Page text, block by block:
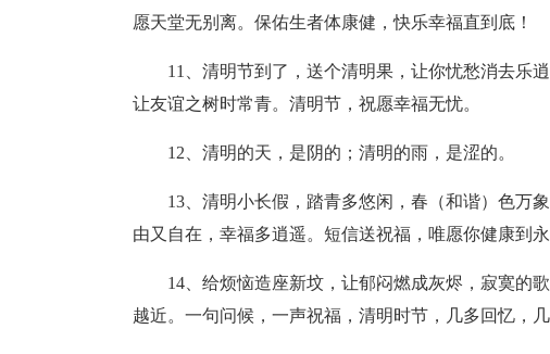
愿天堂无别离。保佑生者体康健，快乐幸福直到底！
11、清明节到了，送个清明果，让你忧愁消去乐
让友谊之树时常青。清明节，祝愿幸福无忧。
12、清明的天，是阴的；清明的雨，是涩的。
13、清明小长假，踏青多悠闲，春（和谐）色万
由又自在，幸福多逍遥。短信送祝福，唯愿你健康到永
14、给烦恼造座新坟，让郁闷燃成灰烬，寂寞的
越近。一句问候，一声祝福，清明时节，几多回忆，几